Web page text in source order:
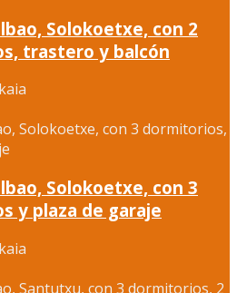
Solokoetxe, con 2
trastero y balcón
Solokoetxe, con 3
y plaza de garaje